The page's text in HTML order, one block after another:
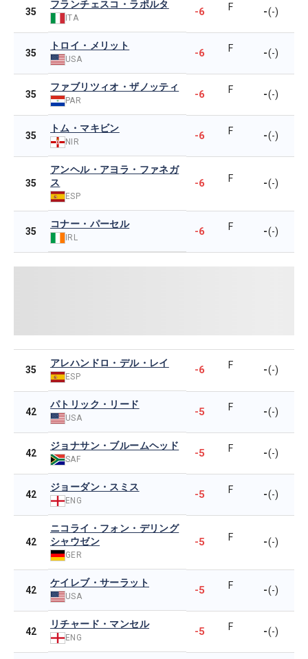
35
フランチェスコ・ラポルタ
ITA -6 F -(-)
35
トロイ・メリット
USA -6 F -(-)
35
ファブリツィオ・ザノッティ
PAR -6 F -(-)
35
トム・マキビン
NIR -6 F -(-)
35
アンヘル・アヨラ・ファネガ
ス
ESP
-6 F -(-)
35
コナー・パーセル
IRL -6 F -(-)
35
アレハンドロ・デル・レイ
ESP
-6 F -(-)
42
パトリック・リード
USA -5 F -(-)
42
ジョナサン・ブルームヘッド
SAF -5 F -(-)
42
ジョーダン・スミス
ENG -5 F -(-)
42
ニコライ・フォン・デリング
シャウゼン
GER
-5 F -(-)
42
ケイレブ・サーラット
USA -5 F -(-)
42
リチャード・マンセル
ENG -5 F -(-)